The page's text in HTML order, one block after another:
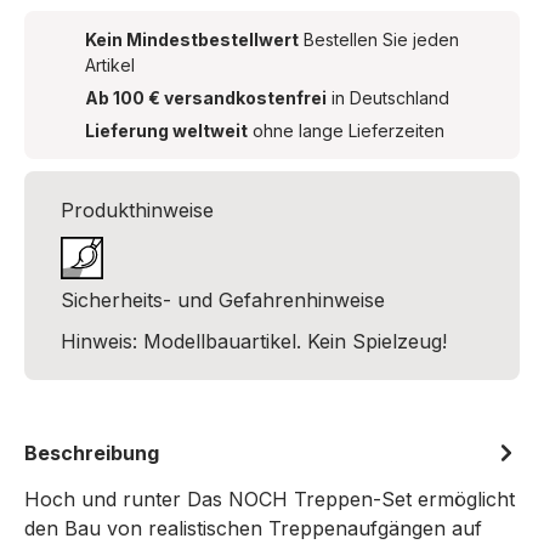
Kein Mindestbestellwert Bestellen Sie jeden
Artikel
Ab 100 € versandkostenfrei in Deutschland
Lieferung weltweit ohne lange Lieferzeiten
Produkthinweise
Sicherheits- und Gefahrenhinweise
Hinweis: Modellbauartikel. Kein Spielzeug!
Beschreibung
Hoch und runter Das NOCH Treppen-Set ermöglicht
den Bau von realistischen Treppenaufgängen auf